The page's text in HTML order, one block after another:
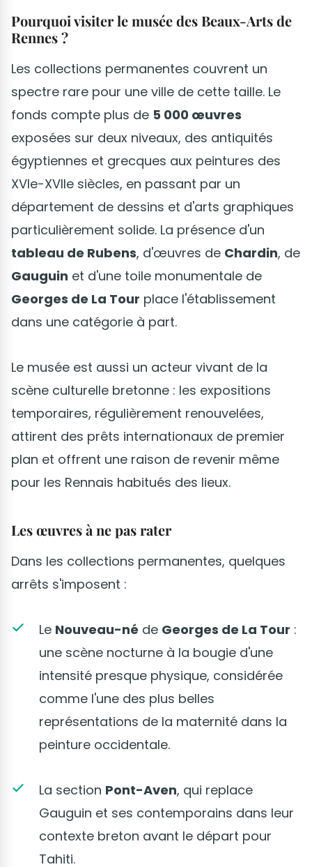
Pourquoi visiter le musée des Beaux-Arts de
Rennes ?
Les collections permanentes couvrent un
spectre rare pour une ville de cette taille. Le
fonds compte plus de 5 000 œuvres
exposées sur deux niveaux, des antiquités
égyptiennes et grecques aux peintures des
XVIe-XVIIe siècles, en passant par un
département de dessins et d'arts graphiques
particulièrement solide. La présence d'un
tableau de Rubens, d'œuvres de Chardin, de
Gauguin et d'une toile monumentale de
Georges de La Tour place l'établissement
dans une catégorie à part.
Le musée est aussi un acteur vivant de la
scène culturelle bretonne : les expositions
temporaires, régulièrement renouvelées,
attirent des prêts internationaux de premier
plan et offrent une raison de revenir même
pour les Rennais habitués des lieux.
Les œuvres à ne pas rater
Dans les collections permanentes, quelques
arrêts s'imposent :
Le Nouveau-né de Georges de La Tour :
une scène nocturne à la bougie d'une
intensité presque physique, considérée
comme l'une des plus belles
représentations de la maternité dans la
peinture occidentale.
La section Pont-Aven, qui replace
Gauguin et ses contemporains dans leur
contexte breton avant le départ pour
Tahiti.